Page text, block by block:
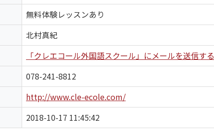
無料体験レッスンあり
北村真紀
「クレエコール外国語スクール」にメールを送信する
078-241-8812
http://www.cle-ecole.com/
2018-10-17 11:45:42